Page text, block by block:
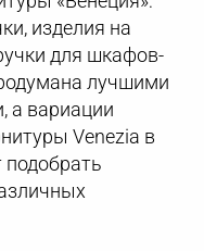
изделия на
для шкафов-
лучшими
а вариации
Venezia в